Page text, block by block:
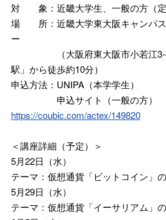
対 象：近畿大学生、一般の方（定
場 所：近畿大学東大阪キャンパ
ー
（大阪府東大阪市小若江3-4-
駅」から徒歩約10分）
申込方法：UNIPA（本学学生）
申込サイト（一般の方）
https://coubic.com/actex/149820
＜講座詳細（予定）＞
5月22日（水）
テーマ：仮想通貨「ビットコイン」
5月29日（水）
テーマ：仮想通貨「イーサリアム」